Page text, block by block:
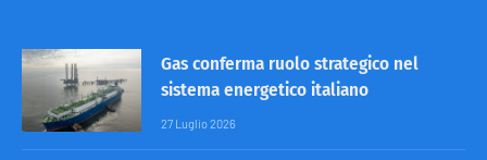
Gas conferma ruolo strategico nel
sistema energetico italiano
27 Luglio 2026